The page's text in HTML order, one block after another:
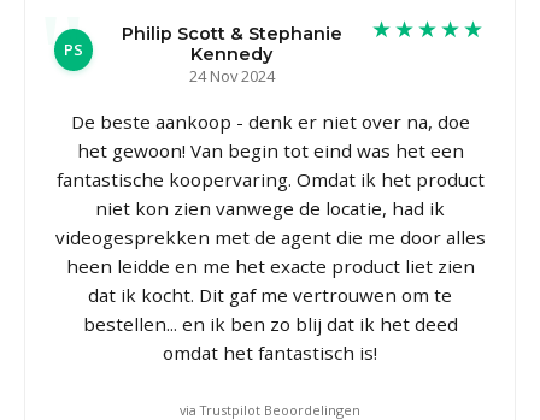
PS
Philip Scott & Stephanie
Kennedy
24 Nov 2024
★★★★★
De beste aankoop - denk er niet over na, doe
het gewoon! Van begin tot eind was het een
fantastische koopervaring. Omdat ik het product
niet kon zien vanwege de locatie, had ik
videogesprekken met de agent die me door alles
heen leidde en me het exacte product liet zien
dat ik kocht. Dit gaf me vertrouwen om te
bestellen... en ik ben zo blij dat ik het deed
omdat het fantastisch is!
via Trustpilot Beoordelingen